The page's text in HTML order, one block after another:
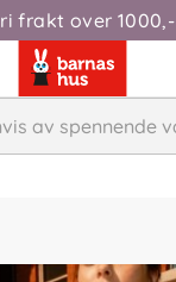
frakt over 1000,-